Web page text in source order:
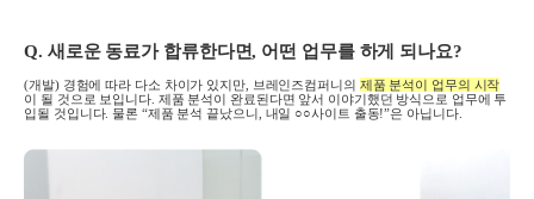
Q. 새로운 동료가 합류한다면, 어떤 업무를 하게 되나요?
(개발) 경험에 따라 다소 차이가 있지만, 브레인즈컴퍼니의 제품 분석이 업무의 시작
이 될 것으로 보입니다. 제품 분석이 완료된다면 앞서 이야기했던 방식으로 업무에 투
입될 것입니다.물론 “제품 분석 끝났으니 내일 ○○사이트 출동!”은 아닙니다.